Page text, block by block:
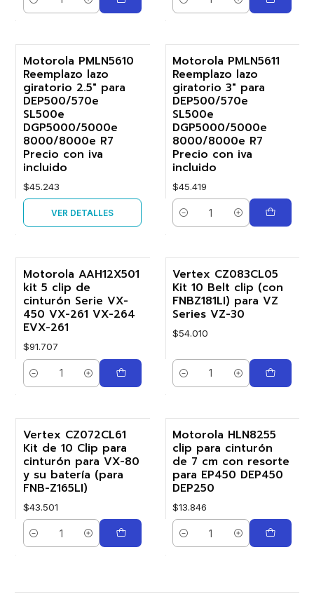
Cantidad Cantidad
Agotado
Motorola PMLN5610
Reemplazo lazo
giratorio 2.5" para
DEP500/570e
SL500e
DGP5000/5000e
8000/8000e R7
Precio con iva
incluido
$45.243
VER DETALLES
Motorola PMLN5611
Reemplazo lazo
giratorio 3" para
DEP500/570e
SL500e
DGP5000/5000e
8000/8000e R7
Precio con iva
incluido
$45.419
Cantidad
Motorola AAH12X501
kit 5 clip de
cinturón Serie VX-
450 VX-261 VX-264
EVX-261
$91.707
Cantidad
Vertex CZ083CL05
Kit 10 Belt clip (con
FNBZ181LI) para VZ
Series VZ-30
$54.010
Cantidad
Vertex CZ072CL61
Kit de 10 Clip para
cinturón para VX-80
y su batería (para
FNB-Z165LI)
$43.501
Cantidad
Motorola HLN8255
clip para cinturón
de 7 cm con resorte
para EP450 DEP450
DEP250
$13.846
Cantidad